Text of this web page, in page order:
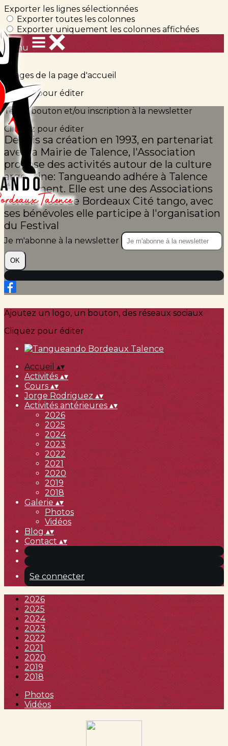
Exporter les lignes sélectionnées
Exporter toutes les colonnes
Exporter uniquement les colonnes affichées
Menu
?>
Images de la page d'accueil
Cliquez pour éditer
Texte, bouton et/ou inscription à la newsletter
Cliquez pour éditer
Depuis sa création en 1993, en partenariat
avec la Mairie de Talence, l'Association
propose des activités autour de la culture
argentine: Tangueando adhére à Talence
Événement. Elle est une des Associations
Fondatrices de Bordeaux Cité tango, avec
ses bénévoles elle participe à l'organisation
du Festival
Je m'abonne à la newsletter
OK
Ajoutez un logo, un bouton, des réseaux sociaux
Cliquez pour éditer
Accueil▴▾
Activités▴▾
Cours▴▾
Jorge Rodriguez▴▾
Activités antérieures▴▾
2026
2025
2024
2023
2022
2021
2020
2019
2018
Galerie▴▾
Photos
Vidéos
Blog▴▾
Contact▴▾
Se connecter
2026
2025
2024
2023
2022
2021
2020
2019
2018
Photos
Vidéos